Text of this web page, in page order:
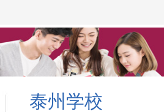
泰州学校